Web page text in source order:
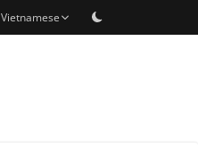
Vietnamese